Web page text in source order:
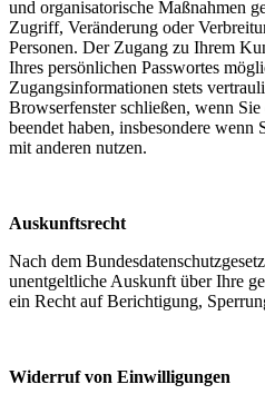
und organisatorische Maßnahmen
Zugriff, Veränderung oder
Personen. Der Zugang zu Ihrem
Ihres persönlichen Passwortes
Zugangsinformationen stets
Browserfenster schließen, wenn
beendet haben, insbesondere wenn
mit anderen nutzen.
Auskunftsrecht
Nach dem
unentgeltliche Auskunft über Ihre
ein Recht auf Berichtigung,
Widerruf von Einwilligungen